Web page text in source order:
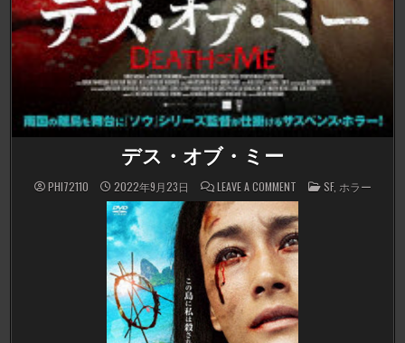
デス・オブ・ミー
PHI72110 2022年9月23日 LEAVE A COMMENTON
オ
ブ・
ミ
ー
POSTED
IN
SF, ホラー